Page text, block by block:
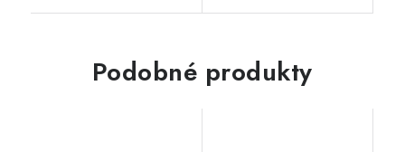
Podobné produkty